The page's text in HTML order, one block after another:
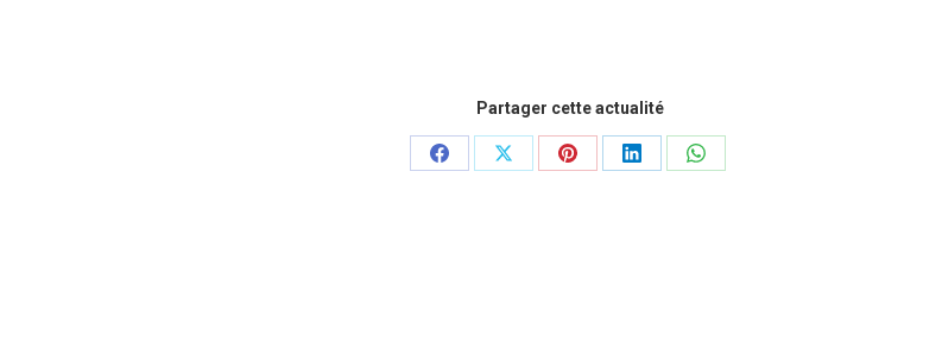
Partager cette actualité
PartagerPartagerPartagerPartagerPartager